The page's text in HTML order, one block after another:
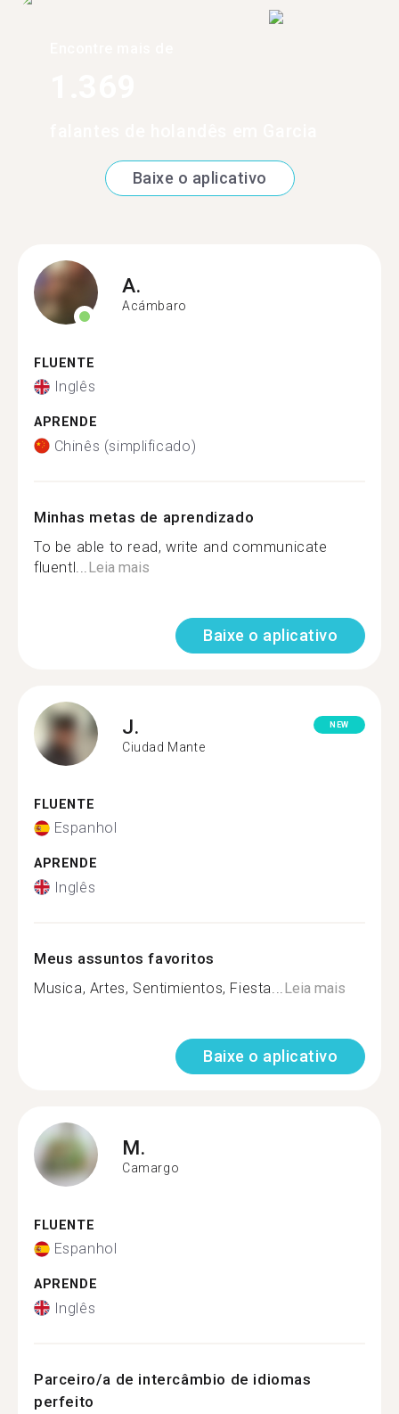
Baixe o aplicativo
A.
Acámbaro
FLUENTE
Inglês
APRENDE
Chinês (simplificado)
Minhas metas de aprendizado
To be able to read, write and communicate
fluentl... Leia mais
Baixe o aplicativo
J.
Ciudad Mante
NEW
FLUENTE
Espanhol
APRENDE
Inglês
Meus assuntos favoritos
Musica, Artes, Sentimientos, Fiesta... Leia mais
Baixe o aplicativo
M.
Camargo
FLUENTE
Espanhol
APRENDE
Inglês
Parceiro/a de intercâmbio de idiomas
perfeito